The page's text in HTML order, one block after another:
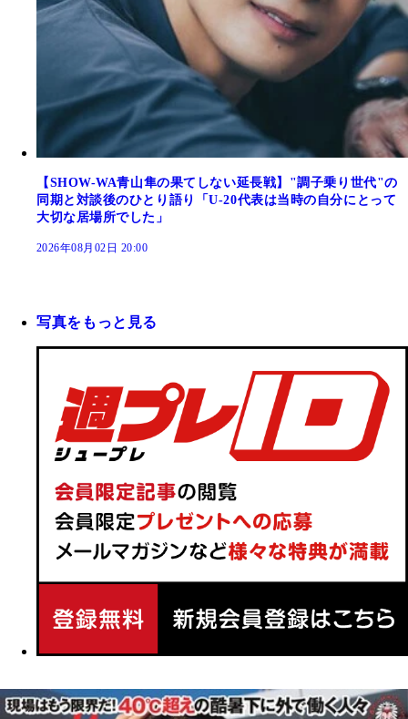
【SHOW-WA青山隼の果てしない延長戦】"調子乗り世代"の
同期と対談後のひとり語り「U-20代表は当時の自分にとって
大切な居場所でした」
2026年08月02日 20:00
写真をもっと見る